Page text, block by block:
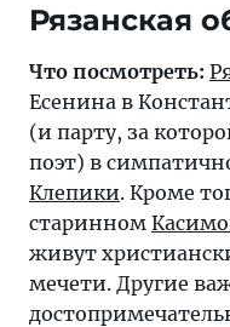
Рязанская
Что посмотреть:
Есенина в
(и парту, за
поэт) в
Клепики. Кроме
старинном
живут
мечети. Другие